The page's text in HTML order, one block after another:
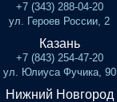
+7 (343) 288-04-20
ул. Героев России, 2
Казань
+7 (843) 254-47-20
ул. Юлиуса Фучика, 90
Нижний Новгород